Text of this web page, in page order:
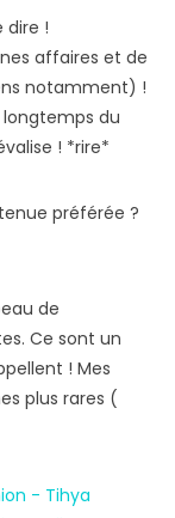
dire !
affaires et de
notamment) !
du
! *rire*
préférée ?
de
Ce sont un
! Mes
plus rares (